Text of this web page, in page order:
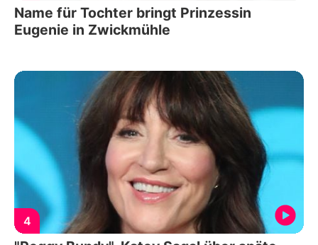
Name für Tochter bringt Prinzessin
Eugenie in Zwickmühle
4